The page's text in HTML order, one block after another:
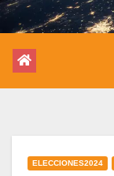
ELECCIONES2024